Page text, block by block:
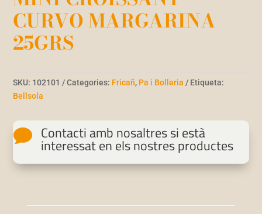
CURVO MARGARINA
25GRS
SKU: 102101 Categories: Fricañ, Pa i Bolleria
Etiqueta:
Bellsola
 Contacti amb nosaltres si està
interessat en els nostres productes